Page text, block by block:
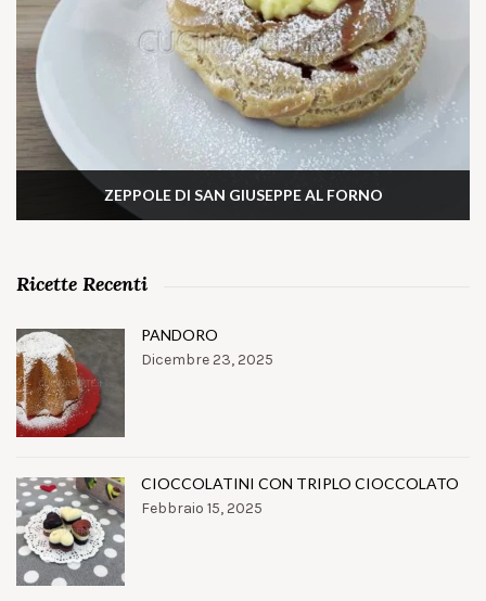
ZEPPOLE DI SAN GIUSEPPE AL FORNO
Ricette Recenti
PANDORO
Dicembre 23, 2025
CIOCCOLATINI CON TRIPLO CIOCCOLATO
Febbraio 15, 2025